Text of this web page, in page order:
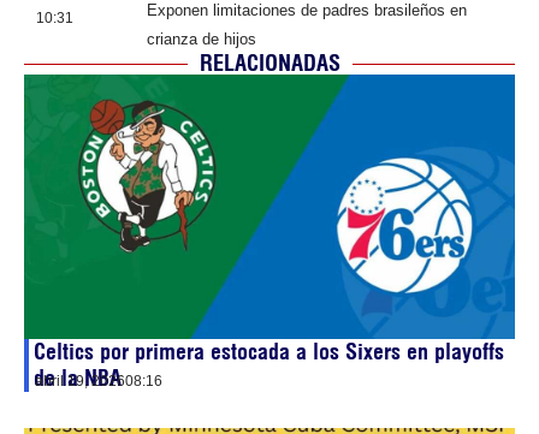
10:31
Exponen limitaciones de padres brasileños en
crianza de hijos
RELACIONADAS
Celtics por primera estocada a los Sixers en playoffs
de la NBA
abril 19, 202608:16